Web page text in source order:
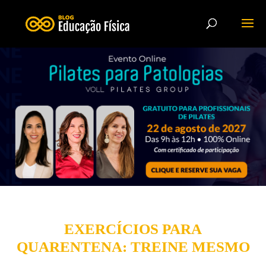
EXERCÍCIOS PARA
QUARENTENA: TREINE MESMO